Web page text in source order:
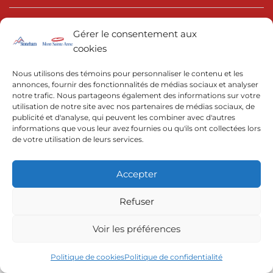
Gérer le consentement aux
cookies
Nous utilisons des témoins pour personnaliser le contenu et les
annonces, fournir des fonctionnalités de médias sociaux et analyser
notre trafic. Nous partageons également des informations sur votre
utilisation de notre site avec nos partenaires de médias sociaux, de
publicité et d'analyse, qui peuvent les combiner avec d'autres
informations que vous leur avez fournies ou qu'ils ont collectées lors
de votre utilisation de leurs services.
Accepter
Refuser
Voir les préférences
Politique de cookiesPolitique de confidentialité
© 2022 | Resorts of the Canadian Rockies